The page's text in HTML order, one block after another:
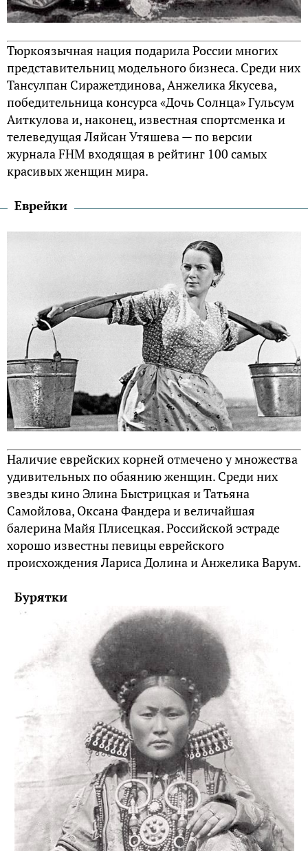
Тюркоязычная нация подарила России многих
представительниц модельного бизнеса. Среди них
Тансулпан Сиражетдинова, Анжелика Якусева,
победительница консурса «Дочь Солнца» Гульсум
Аиткулова и, наконец, известная спортсменка и
телеведущая Ляйсан Утяшева — по версии
журнала FHM входящая в рейтинг 100 самых
красивых женщин мира.
Еврейки
Наличие еврейских корней отмечено у множества
удивительных по обаянию женщин. Среди них
звезды кино Элина Быстрицкая и Татьяна
Самойлова, Оксана Фандера и величайшая
балерина Майя Плисецкая. Российской эстраде
хорошо известны певицы еврейского
происхождения Лариса Долина и Анжелика Варум.
Бурятки